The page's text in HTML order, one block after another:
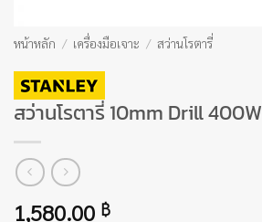
หน้าหลัก / เครื่องมือเจาะ / สว่านโรตารี่
สว่านโรตารี่ 10mm Drill 400W
1,580.00 ฿